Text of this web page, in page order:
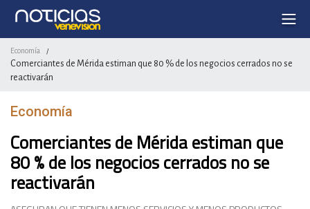
Economía /
Comerciantes de Mérida estiman que 80 % de los negocios cerrados no se
reactivarán
Economía
Comerciantes de Mérida estiman que
80 % de los negocios cerrados no se
reactivarán